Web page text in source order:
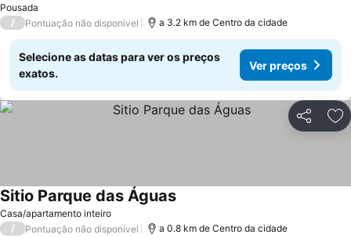
Pousada
/ Pontuação não disponível a 3.2 km de Centro da cidade
Selecione as datas para ver os preços
exatos.
Ver preços
Partilhar
Casa/apartamento inteiro
Sitio Parque das Águas
/ Pontuação não disponível a 0.8 km de Centro da cidade